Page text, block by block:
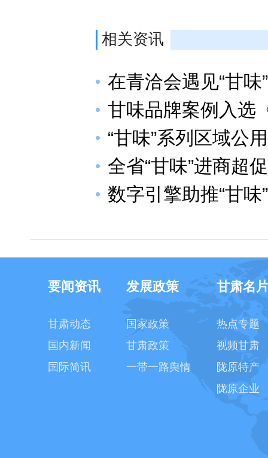
相关资讯
在青洽会遇见“甘味”
甘味品牌案例入选
“甘味”系列区域公
全省“甘味”进商超
数字引擎助推“甘味
要闻资讯
甘肃动态
国内新闻
国际简讯
发展政策
国家政策
甘肃政策
一带一路舆情
甘肃名
热点专题
视频甘肃
陇原特产
陇原企业